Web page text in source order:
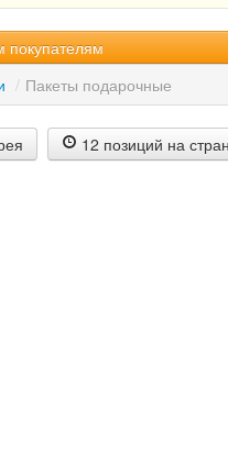
покупателям
/ Пакеты подарочные
12 позиций на